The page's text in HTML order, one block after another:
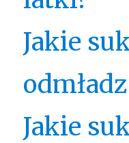
Jakie
Jakie